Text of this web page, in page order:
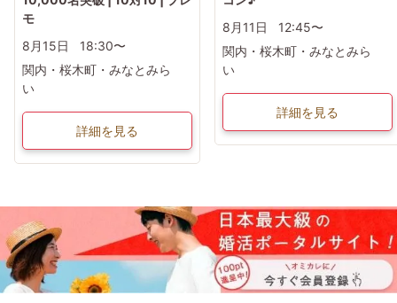
モ
8月15日
18:30〜
関内・桜木町・みなとみら
い
詳細を見る
8月11日
12:45〜
関内・桜木町・みなとみら
い
詳細を見る